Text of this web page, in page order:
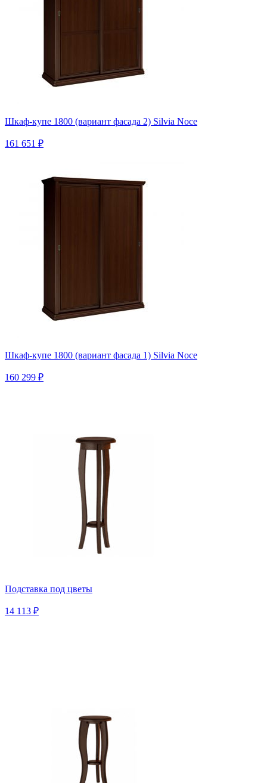
Шкаф-купе 1800 (вариант фасада 2) Silvia Noce
161 651 ₽
Шкаф-купе 1800 (вариант фасада 1) Silvia Noce
160 299 ₽
Подставка под цветы
14 113 ₽